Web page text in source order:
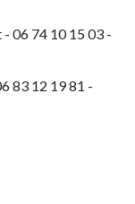
06 74 10 15 03 -
83 12 19 81 -